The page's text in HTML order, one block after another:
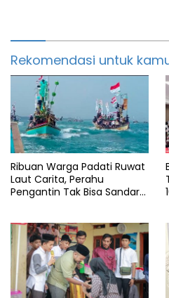
Rekomendasi untuk
Ribuan Warga Padati Ruwat
Laut Carita, Perahu
Pengantin Tak Bisa Sandar